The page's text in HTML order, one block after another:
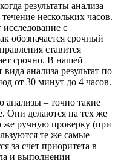
результаты анализа
нескольких часов.
исследование с
обозначается срочный
ставится
срочно. В нашей
анализа результат по
от 30 минут до 4 часов.
анализы – точно такие
Они делаются на тех же
же ручную проверку (при
те же самые
за счет приоритета в
и выполнении